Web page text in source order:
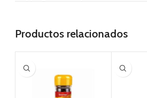
Productos relacionados